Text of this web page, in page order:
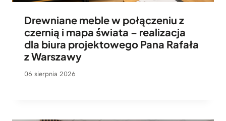
Drewniane meble w połączeniu z
czernią i mapa świata – realizacja
dla biura projektowego Pana Rafała
z Warszawy
06 sierpnia 2026